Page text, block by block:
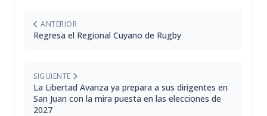
ANTERIOR
Regresa el Regional Cuyano de Rugby
SIGUIENTE
La Libertad Avanza ya prepara a sus dirigentes en
San Juan con la mira puesta en las elecciones de
2027